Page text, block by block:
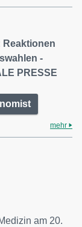
Reaktionen
-
PRESSE
mehr
am 20.